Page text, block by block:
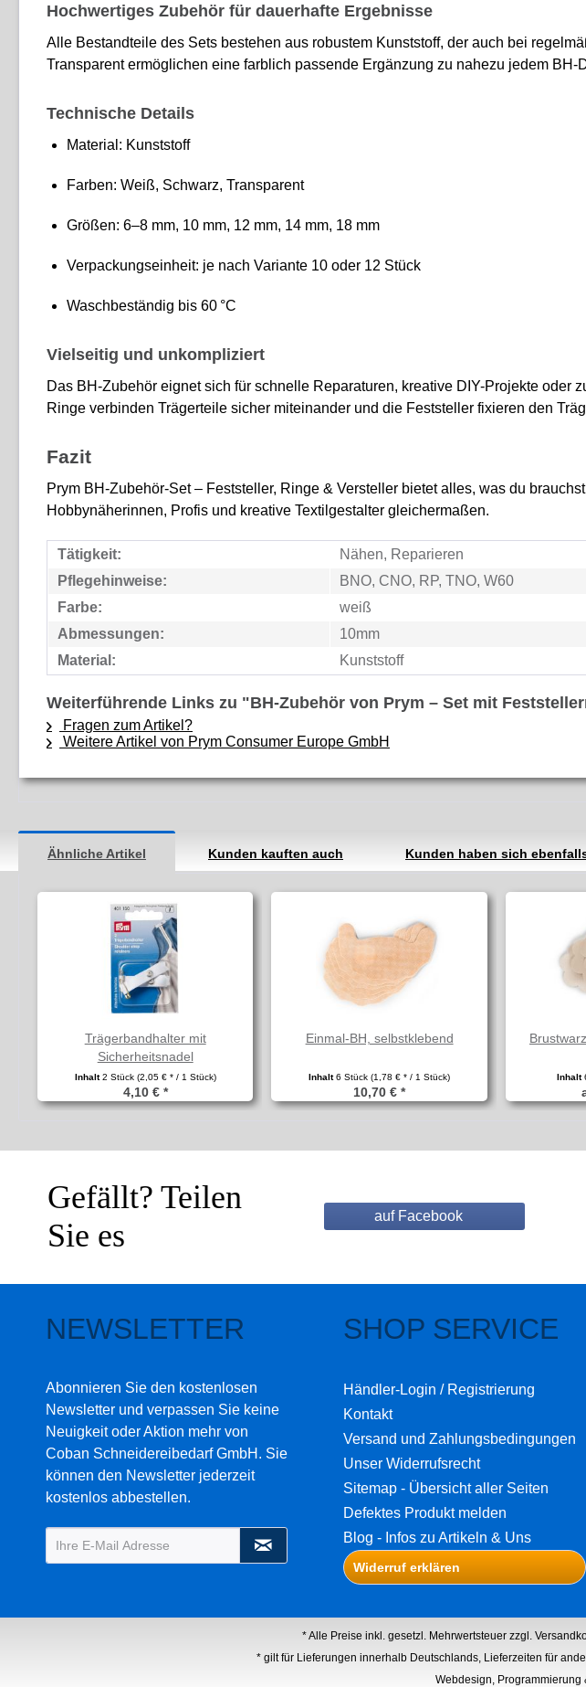
Hochwertiges Zubehör für dauerhafte Ergebnisse
Alle Bestandteile des Sets bestehen aus robustem Kunststoff, der auch bei
Transparent ermöglichen eine farblich passende Ergänzung zu nahezu jedem BH-
Technische Details
Material: Kunststoff
Farben: Weiß, Schwarz, Transparent
Größen: 6–8 mm, 10 mm, 12 mm, 14 mm, 18 mm
Verpackungseinheit: je nach Variante 10 oder 12 Stück
Waschbeständig bis 60 °C
Vielseitig und unkompliziert
Das BH-Zubehör eignet sich für schnelle Reparaturen, kreative DIY-Projekte
Ringe verbinden Trägerteile sicher miteinander und die Feststeller fixieren den
Fazit
Prym BH-Zubehör-Set – Feststeller, Ringe & Versteller bietet alles, was du
Hobbynäherinnen, Profis und kreative Textilgestalter gleichermaßen.
Tätigkeit:
Nähen, Reparieren
Pflegehinweise:
BNO, CNO, RP, TNO, W60
Farbe:
weiß
Abmessungen:
10mm
Material:
Kunststoff
Weiterführende Links zu "BH-Zubehör von Prym – Set mit
Fragen zum Artikel?
Weitere Artikel von Prym Consumer Europe GmbH
Ähnliche Artikel Kunden kauften auch Kunden haben sich
Trägerbandhalter mit
Sicherheitsnadel
Inhalt2 Stück (2,05 € * / 1 Stück)
4,10 € *
Einmal-BH, selbstklebend
Inhalt6 Stück(1,78 € * / 1 Stück)
10,70 € *
Inhalt
Gefällt? Teilen
Sie es
auf Facebook
NEWSLETTER
Abonnieren Sie den kostenlosen
Newsletter und verpassen Sie keine
Neuigkeit oder Aktion mehr von
Coban Schneidereibedarf GmbH. Sie
können den Newsletter jederzeit
kostenlos abbestellen.
SHOP SERVICE
Händler-Login / Registrierung
Kontakt
Versand und Zahlungsbedingungen
Unser Widerrufsrecht
Sitemap - Übersicht aller Seiten
Defektes Produkt melden
Blog - Infos zu Artikeln & Uns
Widerruf erklären
* Alle Preise inkl. gesetzl. Mehrwertsteuer zzgl.
* gilt für Lieferungen innerhalb Deutschlands, Lieferzeiten für
Webdesign, Programmierung